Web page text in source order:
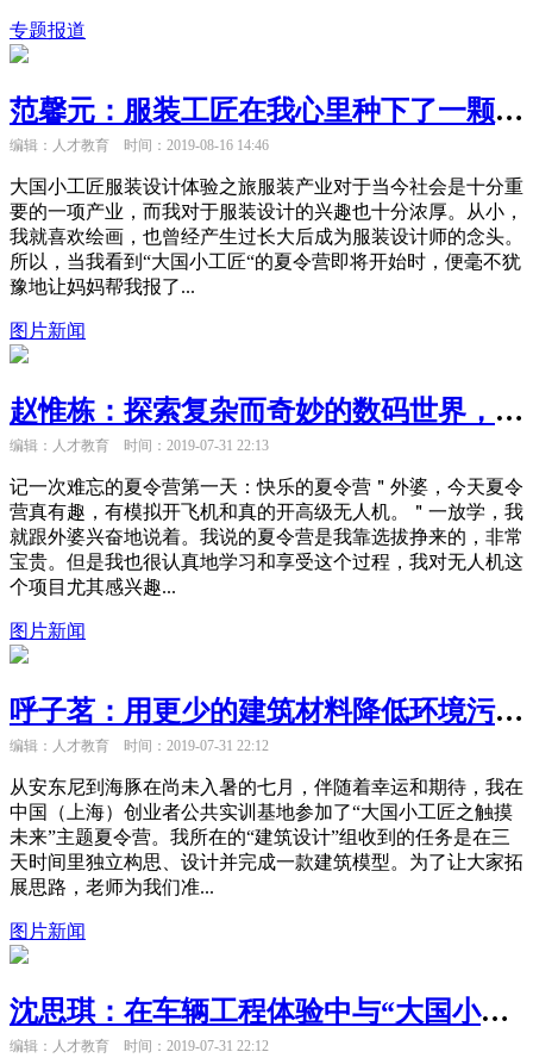
专题报道
范馨元：服装工匠在我心里种下了一颗美丽的种子
编辑：人才教育 时间：2019-08-16 14:46
大国小工匠服装设计体验之旅服装产业对于当今社会是十分重
要的一项产业，而我对于服装设计的兴趣也十分浓厚。从小，
我就喜欢绘画，也曾经产生过长大后成为服装设计师的念头。
所以，当我看到“大国小工匠“的夏令营即将开始时，便毫不犹
豫地让妈妈帮我报了...
图片新闻
赵惟栋：探索复杂而奇妙的数码世界，我和无人机共同起航
编辑：人才教育 时间：2019-07-31 22:13
记一次难忘的夏令营第一天：快乐的夏令营＂外婆，今天夏令
营真有趣，有模拟开飞机和真的开高级无人机。＂一放学，我
就跟外婆兴奋地说着。我说的夏令营是我靠选拔挣来的，非常
宝贵。但是我也很认真地学习和享受这个过程，我对无人机这
个项目尤其感兴趣...
图片新闻
呼子茗：用更少的建筑材料降低环境污染，维护我们的蓝色星球
编辑：人才教育 时间：2019-07-31 22:12
从安东尼到海豚在尚未入暑的七月，伴随着幸运和期待，我在
中国（上海）创业者公共实训基地参加了“大国小工匠之触摸
未来”主题夏令营。我所在的“建筑设计”组收到的任务是在三
天时间里独立构思、设计并完成一款建筑模型。为了让大家拓
展思路，老师为我们准...
图片新闻
沈思琪：在车辆工程体验中与“大国小工匠”再续前缘
编辑：人才教育 时间：2019-07-31 22:12